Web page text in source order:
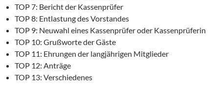
TOP 7: Bericht der Kassenprüfer
TOP 8: Entlastung des Vorstandes
TOP 9: Neuwahl eines Kassenprüfer oder Kassenprüferin
TOP 10: Grußworte der Gäste
TOP 11: Ehrungen der langjährigen Mitglieder
TOP 12: Anträge
TOP 13: Verschiedenes